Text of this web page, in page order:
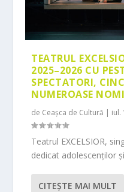
TEATRUL
2025–2026 CU
SPECTATORI,
NUMEROASE
de Ceașca de Cultură | iul.
Teatrul EXCELSIOR,
dedicat adolescenților
CITEŞTE MAI MULT